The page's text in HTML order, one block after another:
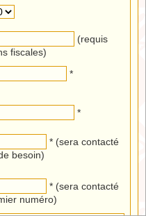
(requis
fiscales)
*
*
* (sera contacté
besoin)
* (sera contacté
numéro)